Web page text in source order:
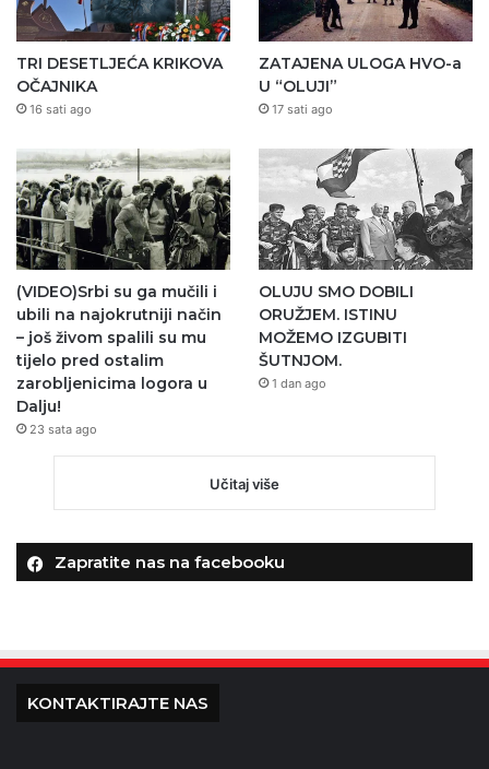
TRI DESETLJEĆA KRIKOVA
OČAJNIKA
16 sati ago
ZATAJENA ULOGA HVO-a
U “OLUJI”
17 sati ago
(VIDEO)Srbi su ga mučili i
ubili na najokrutniji način
– još živom spalili su mu
tijelo pred ostalim
zarobljenicima logora u
Dalju!
23 sata ago
OLUJU SMO DOBILI
ORUŽJEM. ISTINU
MOŽEMO IZGUBITI
ŠUTNJOM.
1 dan ago
Učitaj više
Zapratite nas na facebooku
KONTAKTIRAJTE NAS